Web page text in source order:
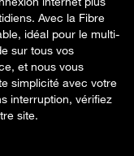
Avec la Fibre
idéal pour le multi-
sur tous vos
et nous vous
simplicité avec votre
interruption, vérifiez
site.